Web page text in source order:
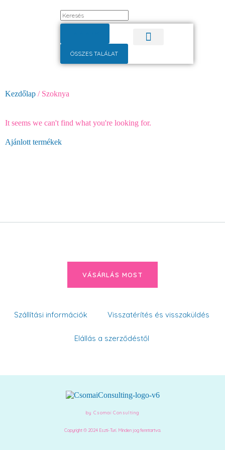
ÖSSZES TALÁLAT
Szoknyák
Kezdőlap / Szoknya
It seems we can't find what you're looking for.
Ajánlott termékek
VÁSÁRLÁS MOST
Szállítási információk Visszatérítés és visszaküldés
Elállás a szerződéstől
Copyright © 2024 Eszti-Turi. Minden jog fenntartva.
by Csomai Consulting